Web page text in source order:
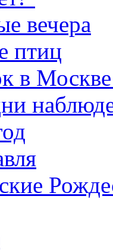
вечера
птиц
в